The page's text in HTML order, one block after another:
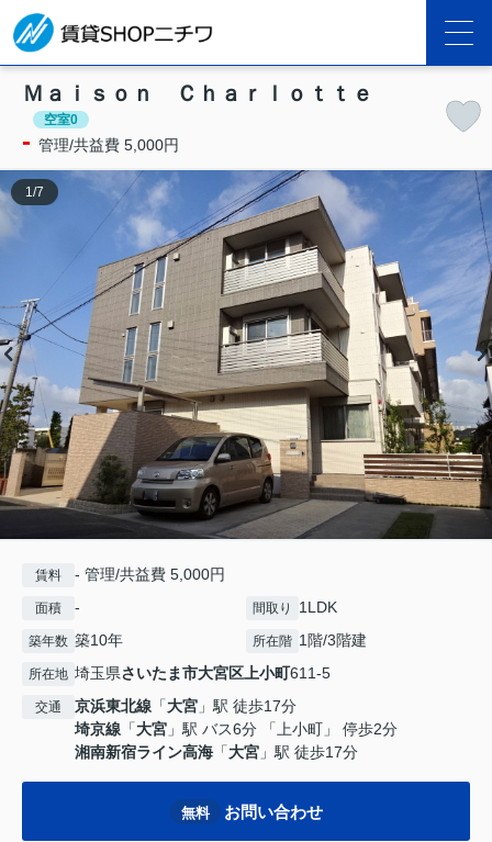
Ｍａｉｓｏｎ Ｃｈａｒｌｏｔｔｅ
空室0
- 管理/共益費 5,000円
1 /7
賃料 - 管理/共益費 5,000円
面積 - 間取り 1LDK
築年数 築10年 所在階 1階/3階建
所在地 埼玉県さいたま市大宮区 上小町611-5
交通 京浜東北線 「大宮 」駅 徒歩17分
埼京線 「大宮 」駅 バス6分 「上小町」 停歩2分
湘南新宿ライン高海 「大宮 」駅 徒歩17分
無料 お問い合わせ